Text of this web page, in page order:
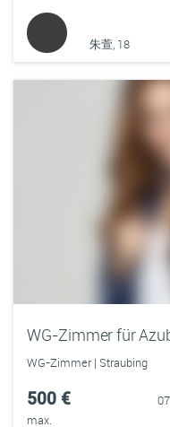
朱萱, 18
WG-Zimmer für
WG-Zimmer | Straubing
500 €
max.